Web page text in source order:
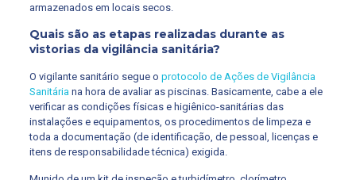
armazenados em locais secos.
Quais são as etapas realizadas durante as
vistorias da vigilância sanitária?
O vigilante sanitário segue o protocolo de Ações de Vigilância
Sanitária na hora de avaliar as piscinas. Basicamente, cabe a ele
verificar as condições físicas e higiênico-sanitárias das
instalações e equipamentos, os procedimentos de limpeza e
toda a documentação (de identificação, de pessoal, licenças e
itens de responsabilidade técnica) exigida.